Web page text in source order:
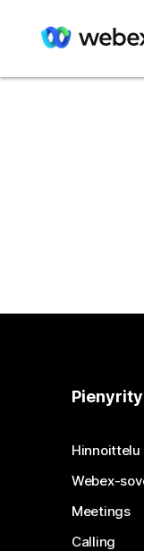
Hinnoittelu
Webex-
Meetings
Calling